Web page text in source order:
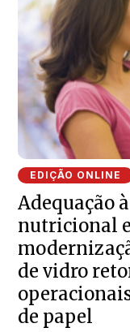
EDIÇÃO ONLINE
Adequação
nutricional
de vidro
de papel